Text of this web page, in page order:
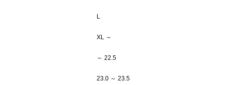
L
XL ～
～ 22.5
23.0 ～ 23.5